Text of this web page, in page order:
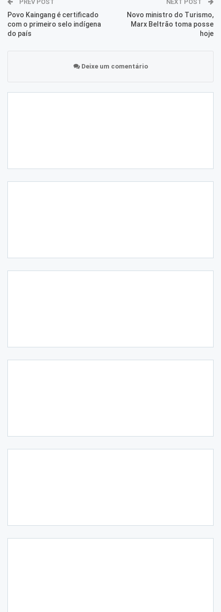
PREV POST
Povo Kaingang é certificado
com o primeiro selo indígena
do país
NEXT POST
Novo ministro do Turismo,
Marx Beltrão toma posse
hoje
Deixe um comentário